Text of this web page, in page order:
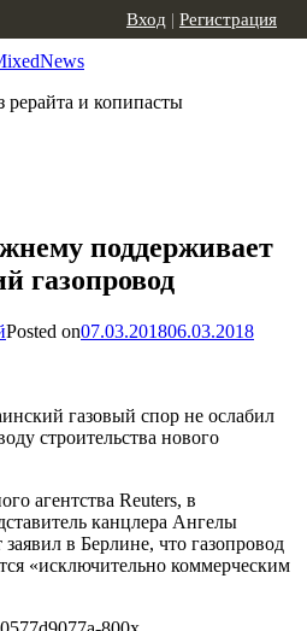
рерайта и копипасты
Вход | Регистрация
поддерживает
газопровод
Posted on07.03.201806.03.2018
газовый спор не ослабил
строительства нового
агентства Reuters, в
канцлера Ангелы
в Берлине, что газопровод
«исключительно коммерческим